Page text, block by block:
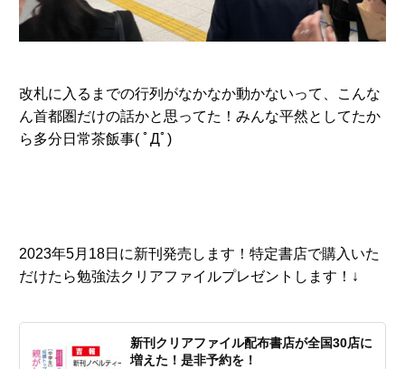
改札に入るまでの行列がなかなか動かないって、こんな
ん首都圏だけの話かと思ってた！みんな平然としてたか
ら多分日常茶飯事( ﾟДﾟ)
2023年5月18日に新刊発売します！特定書店で購入いた
だけたら勉強法クリアファイルプレゼントします！↓
新刊クリアファイル配布書店が全国30店に
増えた！是非予約を！